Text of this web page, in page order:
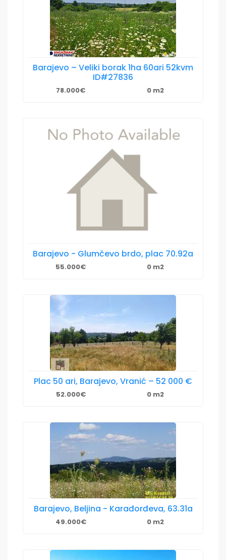
Barajevo – Veliki borak 1ha 60ari 52kvm
ID#27836
78.000€ 0 m2
Barajevo - Glumčevo brdo, plac 70.92a
55.000€ 0 m2
Plac 50 ari, Barajevo, Vranić – 52 000 €
52.000€ 0 m2
Barajevo, Beljina - Karađorđeva, 63.31a
49.000€ 0 m2